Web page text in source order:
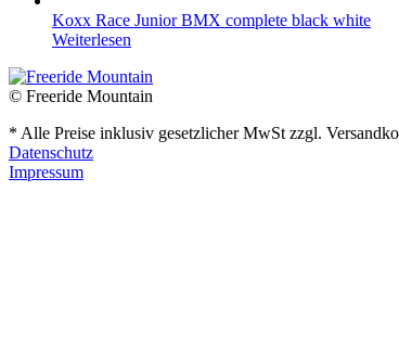
Koxx Race Junior BMX complete black white
Weiterlesen
© Freeride Mountain
* Alle Preise inklusiv gesetzlicher MwSt zzgl.
Datenschutz
Impressum